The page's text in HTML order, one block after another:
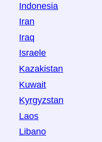
Indonesia
Iran
Iraq
Israele
Kazakistan
Kuwait
Kyrgyzstan
Laos
Libano